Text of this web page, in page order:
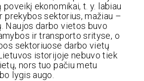
ekonomikai, t. y. labiau
prekybos sektorius, mažiau –
Naujos darbo vietos buvo
ir transporto srityse, o
sektoriuose darbo vietų
istorijoje nebuvo tiek
nors tuo pačiu metu
lygis augo.